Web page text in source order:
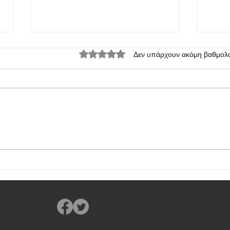
Βαθμολογήθηκε με 0 από 5 αστέρια.
Δεν υπάρχουν ακόμη